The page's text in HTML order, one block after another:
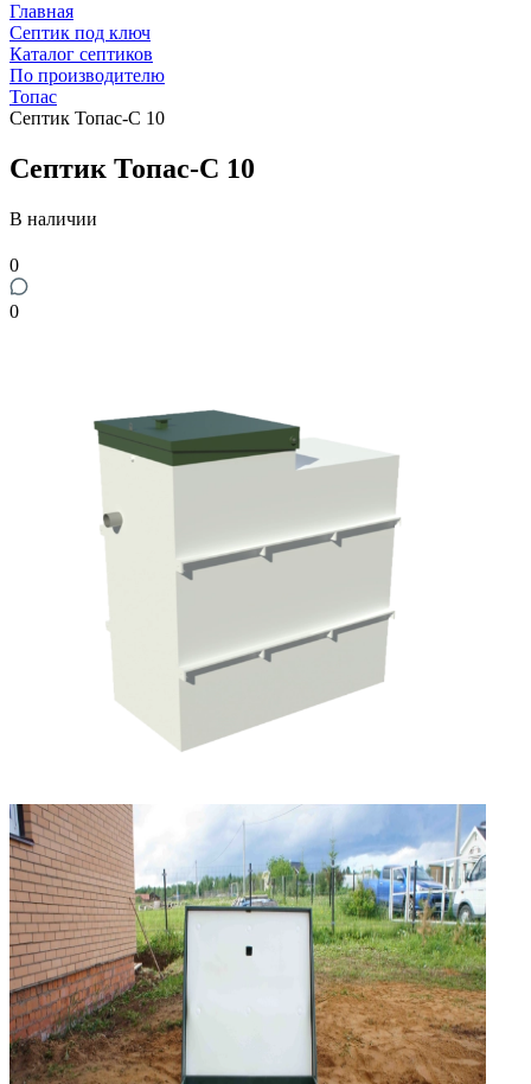
Главная
Септик под ключ
Каталог септиков
По производителю
Топас
Септик Топас-С 10
Септик Топас-С 10
В наличии
0
0